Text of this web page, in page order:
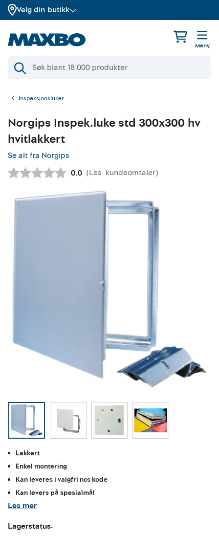
Velg din butikk
Meny
Inspeksjonsluker
Norgips Inspek.luke std 300x300 hv
hvitlakkert
Se alt fra Norgips
Gjennomsnittskarakter:
0.0 (Les kundeomtaler)
Lakkert
Enkel montering
Kan leveres i valgfri ncs kode
Kan levers på spesialmål
Les mer
Lagerstatus: